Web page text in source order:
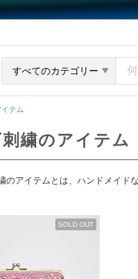
すべてのカテゴリー
テム
繍のアイテム
アイテムとは、ハンドメイ
SOLD OUT